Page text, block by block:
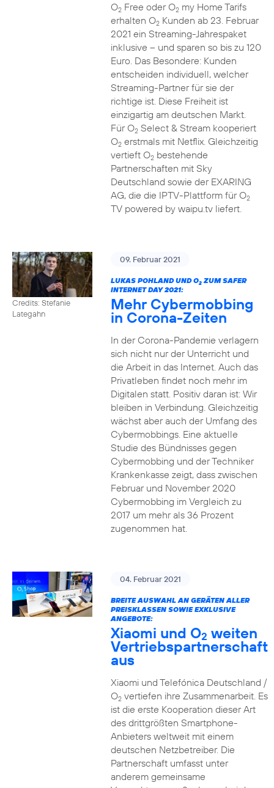
O2Free oder O2my Home Tarifs
erhalten O2Kunden ab 23. Februar
2021 ein Streaming-Jahrespaket
inklusive – und sparen so bis zu 120
Euro. Das Besondere: Kunden
entscheiden individuell, welcher
Streaming-Partner für sie der
richtige ist. Diese Freiheit ist
einzigartig am deutschen Markt.
Für O2Select & Stream kooperiert
O2erstmals mit Netflix. Gleichzeitig
vertieft O2bestehende
Partnerschaften mit Sky
Deutschland sowie der EXARING
AG, die die IPTV-Plattform für O2
TV powered by waipu.tv liefert.
Credits: Stefanie
Lategahn
09. Februar 2021
LUKAS POHLAND UND O2ZUM SAFER
INTERNET DAY 2021:
Mehr Cybermobbing
in Corona-Zeiten
In der Corona-Pandemie verlagern
sich nicht nur der Unterricht und
die Arbeit in das Internet. Auch das
Privatleben findet noch mehr im
Digitalen statt. Positiv daran ist: Wir
bleiben in Verbindung. Gleichzeitig
wächst aber auch der Umfang des
Cybermobbings. Eine aktuelle
Studie des Bündnisses gegen
Cybermobbing und der Techniker
Krankenkasse zeigt, dass zwischen
Februar und November 2020
Cybermobbing im Vergleich zu
2017 um mehr als 36 Prozent
zugenommen hat.
04. Februar 2021
BREITE AUSWAHL AN GERÄTEN ALLER
PREISKLASSEN SOWIE EXKLUSIVE
ANGEBOTE:
Xiaomi und O2 weiten
Vertriebspartnerschaft
aus
Xiaomi und Telefónica Deutschland /
O2vertiefen ihre Zusammenarbeit. Es
ist die erste Kooperation dieser Art
des drittgrößten Smartphone-
Anbieters weltweit mit einem
deutschen Netzbetreiber. Die
Partnerschaft umfasst unter
anderem gemeinsame